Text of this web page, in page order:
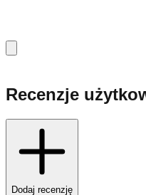
Recenzje
Dodaj recenzję